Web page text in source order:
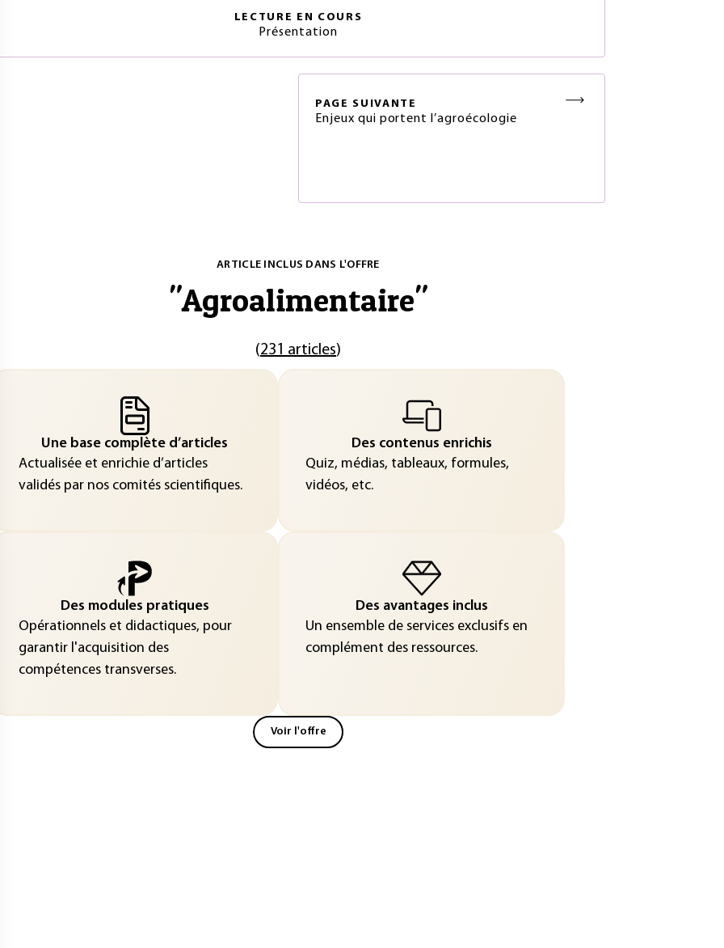
LECTURE EN COURS
Présentation
PAGE SUIVANTE
Enjeux qui portent l’agroécologie
ARTICLE INCLUS DANS L'OFFRE
"Agroalimentaire"
(231 articles)
Une base complète d’articles
Actualisée et enrichie d’articles
validés par nos comités scientifiques.
Des contenus enrichis
Quiz, médias, tableaux, formules,
vidéos, etc.
Des modules pratiques
Opérationnels et didactiques, pour
garantir l'acquisition des
compétences transverses.
Des avantages inclus
Un ensemble de services exclusifs en
complément des ressources.
Voir l'offre